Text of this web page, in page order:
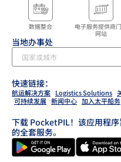
数据整合
电子服务提供商
网站
当地办事处
快速链接：
航运解决方案 Logistics Solutions
可持续发展 新闻中心 加入太平船务
下载 PocketPIL！该应用程
的全套服务。